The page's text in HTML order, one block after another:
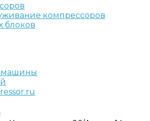
компрессоров
блоков
машины